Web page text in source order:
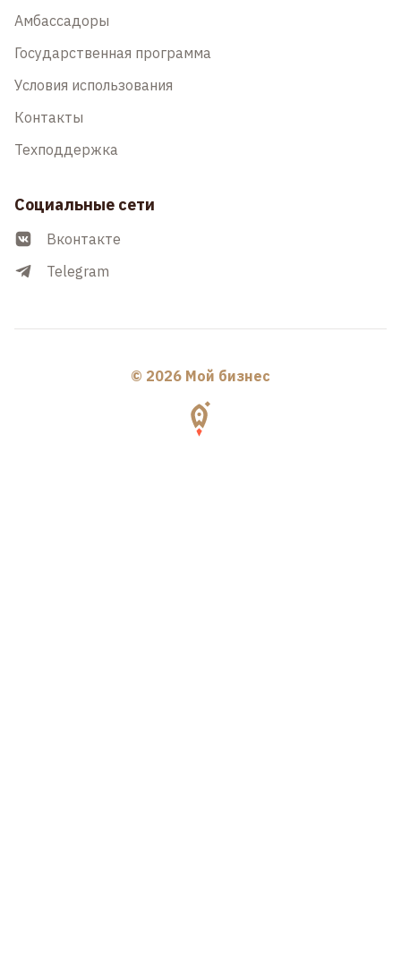
Амбассадоры
Государственная программа
Условия использования
Контакты
Техподдержка
Социальные сети
Вконтакте
Telegram
© 2026 Мой бизнес